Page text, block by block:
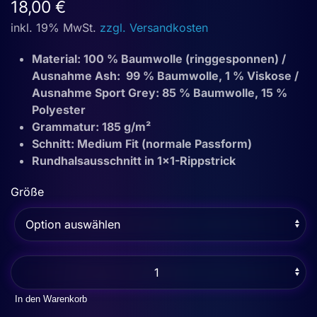
18,00 €
inkl. 19% MwSt. zzgl. Versandkosten
Material: 100 % Baumwolle (ringgesponnen) /
Ausnahme Ash: 99 % Baumwolle, 1 % Viskose /
Ausnahme Sport Grey: 85 % Baumwolle, 15 %
Polyester
Grammatur: 185 g/m²
Schnitt: Medium Fit (normale Passform)
Rundhalsausschnitt in 1×1-Rippstrick
Größe
T-
Shirt
In den Warenkorb